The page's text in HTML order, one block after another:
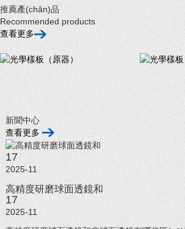
推薦產(chǎn)品
Recommended products
查看更多
新聞中心
查看更多
17
2025-11
高精度研磨球面透鏡和
17
2025-11